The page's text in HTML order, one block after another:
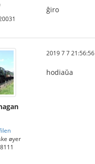
ĝiro
øyer
2019 7 7 21:56:56
hodiaŭa